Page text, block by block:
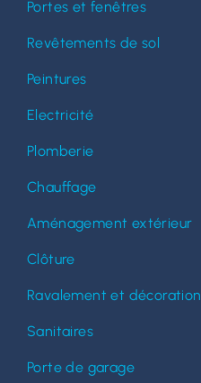
Portes et fenêtres
Revêtements de sol
Peintures
Electricité
Plomberie
Chauffage
Aménagement extérieur
Clôture
Ravalement et décoration
Sanitaires
Porte de garage